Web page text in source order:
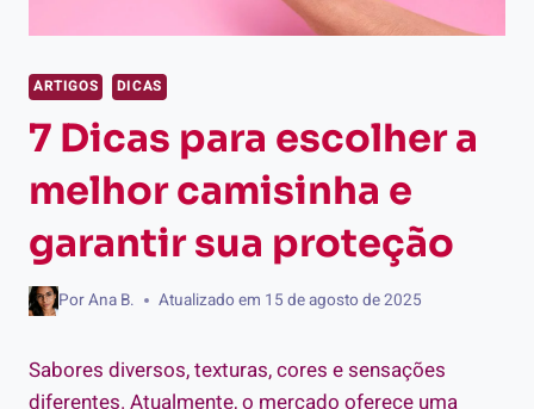
ARTIGOS DICAS
7 Dicas para escolher a
melhor camisinha e
garantir sua proteção
PorAna B. Atualizado em 15 de agosto de 2025
Sabores diversos, texturas, cores e sensações
diferentes. Atualmente, o mercado oferece uma